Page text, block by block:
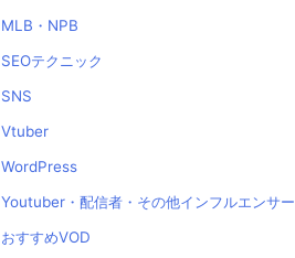
MLB・NPB
SEOテクニック
SNS
Vtuber
WordPress
Youtuber・配信者・その他インフルエンサー
おすすめVOD